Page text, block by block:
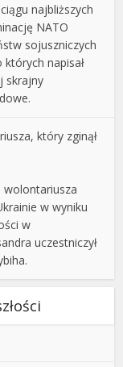
najbliższych
NATO
sojuszniczych
napisał
skrajny
który zginął
wolontariusza
w wyniku
w
uczestniczył